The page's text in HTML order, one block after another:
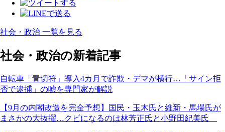
社会・政治 一覧を見る
社会・政治の新着記事
自転車「青切符」導入4カ月で詐欺・デマが横行…「サイン拒
否で逮捕」の嘘を専門家が解説
【9月の内閣改造を完全予想】国民・玉木氏と維新・馬場氏が
まさかの大抜擢…クビになるのは林芳正氏と小野田紀美氏